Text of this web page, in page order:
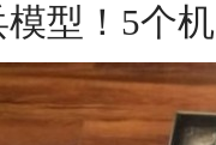
模型！5个